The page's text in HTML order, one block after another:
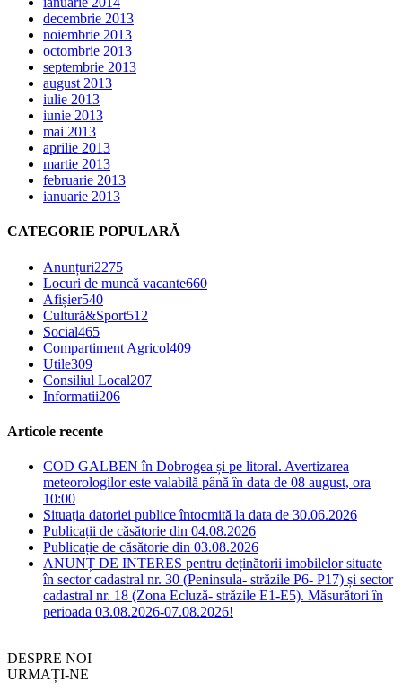
decembrie 2013
noiembrie 2013
octombrie 2013
septembrie 2013
august 2013
iulie 2013
iunie 2013
mai 2013
aprilie 2013
martie 2013
februarie 2013
ianuarie 2013
CATEGORIE POPULARĂ
Anunțuri2275
Locuri de muncă vacante660
Afișier540
Cultură&Sport512
Social465
Compartiment Agricol409
Utile309
Consiliul Local207
Informatii206
Articole recente
COD GALBEN în Dobrogea și pe litoral. Avertizarea
meteorologilor este valabilă până în data de 08 august, ora
10:00
Situația datoriei publice întocmită la data de 30.06.2026
Publicații de căsătorie din 04.08.2026
Publicație de căsătorie din 03.08.2026
ANUNȚ DE INTERES pentru deținătorii imobilelor situate
în sector cadastral nr. 30 (Peninsula- străzile P6- P17) și sector
cadastral nr. 18 (Zona Ecluză- străzile E1-E5). Măsurători în
perioada 03.08.2026-07.08.2026!
DESPRE NOI
URMAȚI-NE